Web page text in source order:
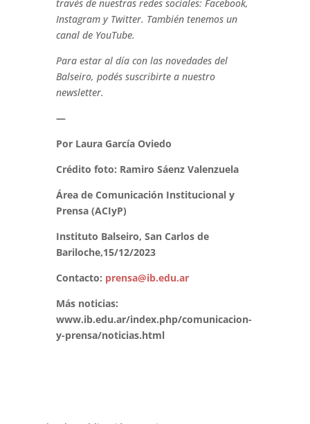
través de nuestras redes sociales: Facebook,
Instagram y Twitter. También tenemos un
canal de YouTube.
Para estar al día con las novedades del
Balseiro, podés suscribirte a nuestro
newsletter.
—
Por Laura García Oviedo
Crédito foto: Ramiro Sáenz Valenzuela
Área de Comunicación Institucional y
Prensa (ACIyP)
Instituto Balseiro, San Carlos de
Bariloche,15/12/2023
Contacto: prensa@ib.edu.ar
Más noticias:
www.ib.edu.ar/index.php/comunicacion-
y-prensa/noticias.html